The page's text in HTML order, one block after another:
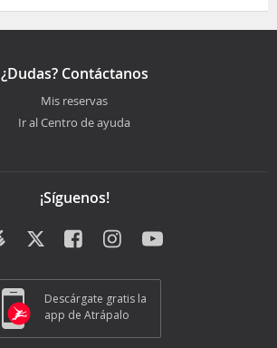
¿Dudas? Contáctanos
Mis reservas
Ir al Centro de ayuda
¡Síguenos!
Descárgate gratis la
app de Atrápalo